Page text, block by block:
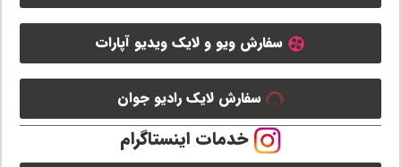
سفارش ویو و لایک ویدیو آپارات
سفارش لایک رادیو جوان
خدمات اینستاگرام